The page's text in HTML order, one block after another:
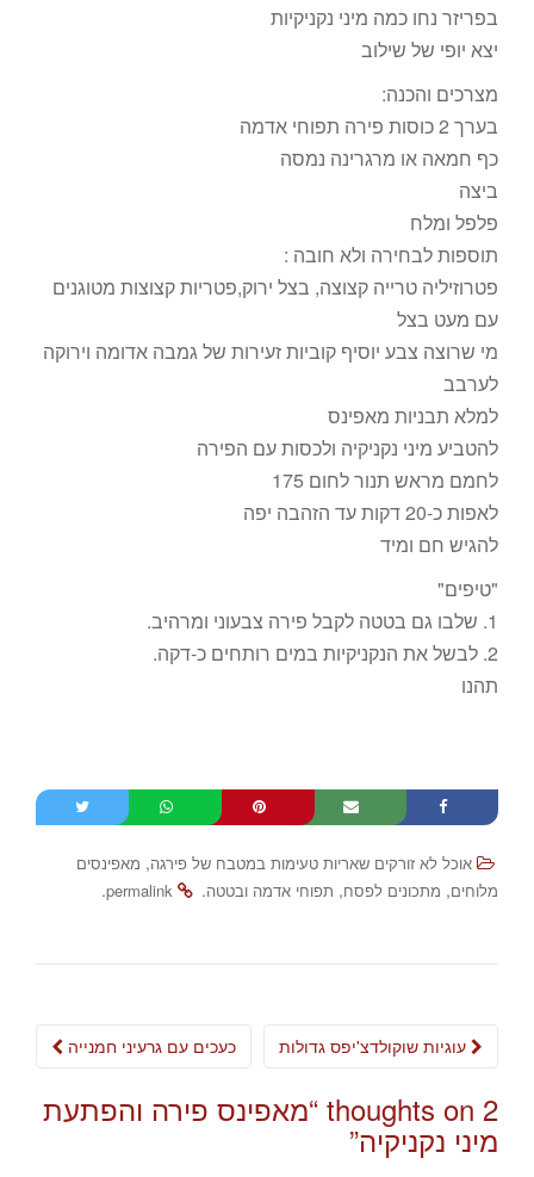
בפריזר נחו כמה מיני נקניקיות
יצא יופי של שילוב
מצרכים והכנה:
בערך 2 כוסות פירה תפוחי אדמה
כף חמאה או מרגרינה נמסה
ביצה
פלפל ומלח
תוספות לבחירה ולא חובה :
פטרוזיליה טרייה קצוצה, בצל ירוק,פטריות קצוצות מטוגנים
עם מעט בצל
מי שרוצה צבע יוסיף קוביות זעירות של גמבה אדומה וירוקה
לערבב
למלא תבניות מאפינס
להטביע מיני נקניקיה ולכסות עם הפירה
לחמם מראש תנור לחום 175
לאפות כ-20 דקות עד הזהבה יפה
להגיש חם ומיד
"טיפים"
1. שלבו גם בטטה לקבל פירה צבעוני ומרהיב.
2. לבשל את הנקניקיות במים רותחים כ-דקה.
תהנו
אוכל לא זורקים שאריות טעימות במטבח של פירגה, מאפינסים
מלוחים, מתכונים לפסח, תפוחי אדמה ובטטה.
permalink
.
Post
כעכים עם גרעיני חמנייה
2 thoughts on “ מאפינס פירה והפתעת
מיני נקניקיה”